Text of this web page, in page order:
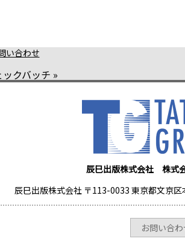
い合わせ
クバッチ »
辰巳出版株式会社 株式
辰巳出版株式会社 〒113-0033 東京都文京
お問い合わ